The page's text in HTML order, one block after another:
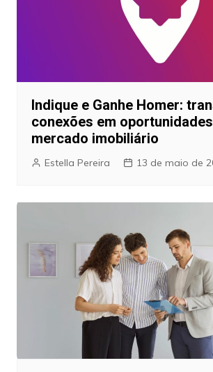
Indique e Ganhe Homer:
conexões em
mercado imobiliário
Estella Pereira 13 de maio de